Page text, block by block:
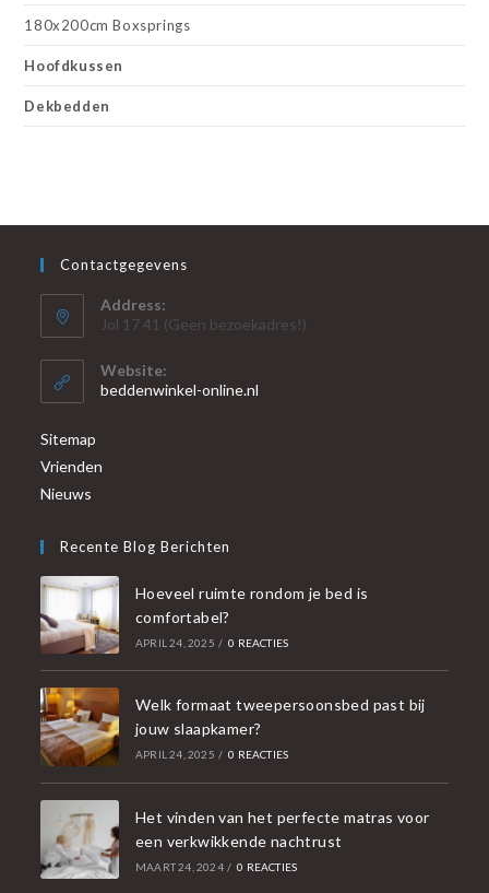
180x200cm Boxsprings
Hoofdkussen
Dekbedden
Contactgegevens
Address:
Jol 17 41 (Geen bezoekadres!)
Website:
beddenwinkel-online.nl
Sitemap
Vrienden
Nieuws
Recente Blog Berichten
Hoeveel ruimte rondom je bed is
comfortabel?
APRIL 24, 2025 / 0 REACTIES
Welk formaat tweepersoonsbed past bij
jouw slaapkamer?
APRIL 24, 2025 / 0 REACTIES
Het vinden van het perfecte matras voor
een verkwikkende nachtrust
MAART 24, 2024 / 0 REACTIES